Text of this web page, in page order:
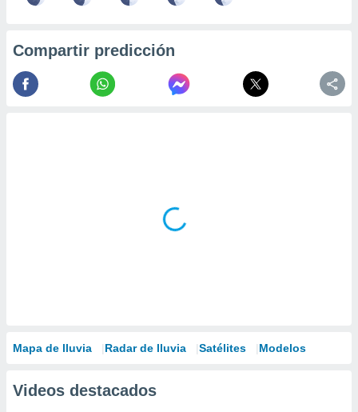
Compartir predicción
Mapa de lluvia Radar de lluvia Satélites Modelos
Videos destacados